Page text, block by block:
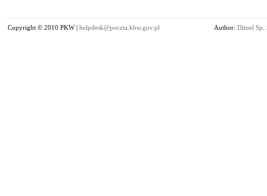
Copyright © 2010 PKW | helpdesk@poczta.kbw.gov.pl Author: Dituel Sp.